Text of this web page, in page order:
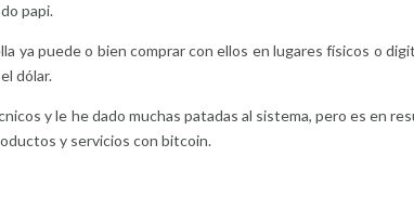
papi.
ya puede o bien comprar con ellos en lugares físicos o
dólar.
y le he dado muchas patadas al sistema, pero es en
y servicios con bitcoin.